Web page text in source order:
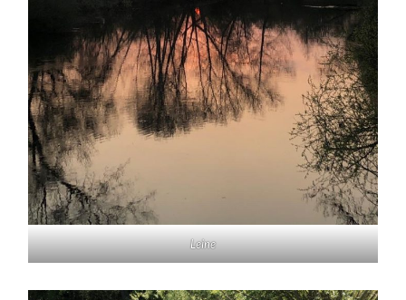
Leine